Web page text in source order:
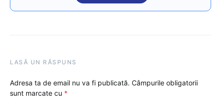
LASĂ UN RĂSPUNS
Adresa ta de email nu va fi publicată. Câmpurile obligatorii
sunt marcate cu *